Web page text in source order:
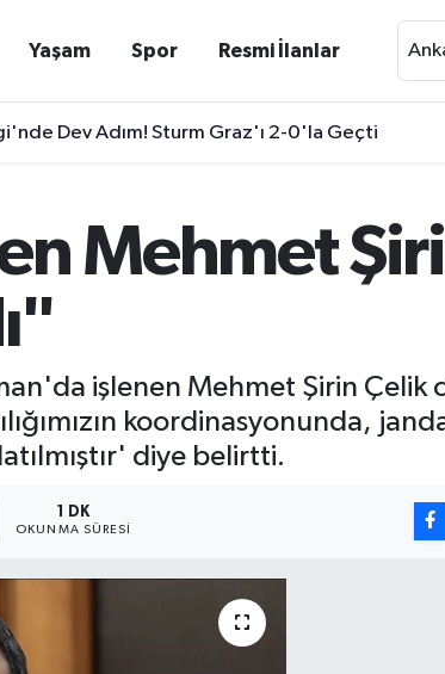
Yaşam Spor Resmi İlanlar
Dev Adım! Sturm Graz'ı 2-0'la Geçti
Mehmet
işlenen Mehmet Şirin Çelik
koordinasyonunda,
diye belirtti.
1 DK
OKUNMA SÜRESI